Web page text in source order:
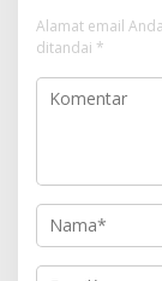
Alamat email
ditandai *